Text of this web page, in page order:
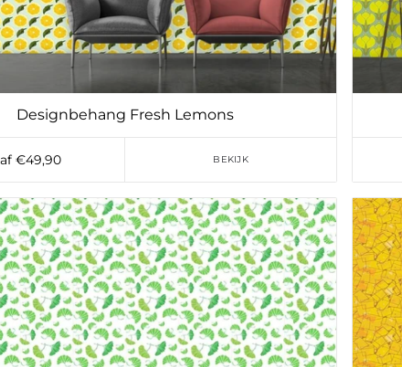
Toevoegen aan verlanglijst
Designbehang Fresh Lemons
€49,90 BEKIJK